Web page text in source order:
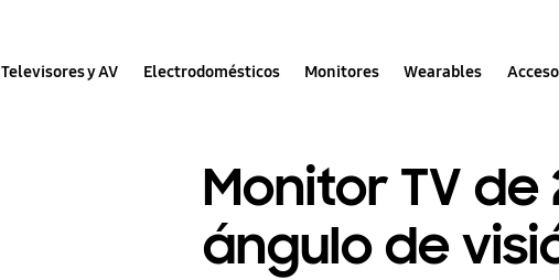
Televisores y AV Electrodomésticos Monitores Wearables
Monitor TV de
ángulo de